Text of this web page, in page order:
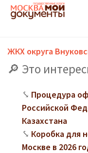
ЖКХ округа
Это
Процедура
Российской
Казахстана
Коробка для
Москве в 2026